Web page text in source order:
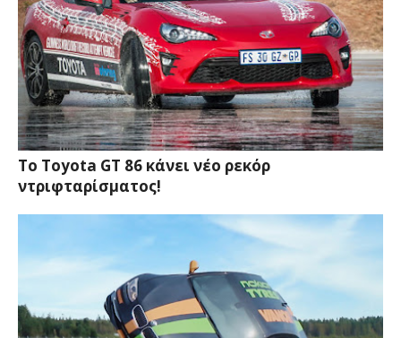
Το Toyota GT 86 κάνει νέο ρεκόρ
ντριφταρίσματος!